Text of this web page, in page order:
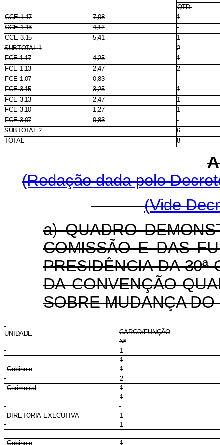
QTD.
CCE1.17 7,08
1
CCE1.13 4,12
-
CCE3.15 5,41
1
SUBTOTAL 1
2
FCE 1.17 4,25
1
FCE 1.13 2,47
2
FCE 1.07 0,83
-
FCE 3.15 3,25
1
FCE 3.13 2,47
1
FCE 3.10 1,27
1
FCE 3.07 0,83
-
SUBTOTAL 2
6
TOTAL
8
(Redação dada pelo
(Vide
a) QUADRO
COMISSÃO E DAS
PRESIDÊNCIA DA 30ª
DA CONVENÇÃO-
SOBRE MUDANÇA DO
UNIDADE
CARGO/FUNÇÃO
Nº
1
1
Gabinete
1
2
Cerimonial
1
1
DIRETORIA-EXECUTIVA
1
1
Gabinete
1